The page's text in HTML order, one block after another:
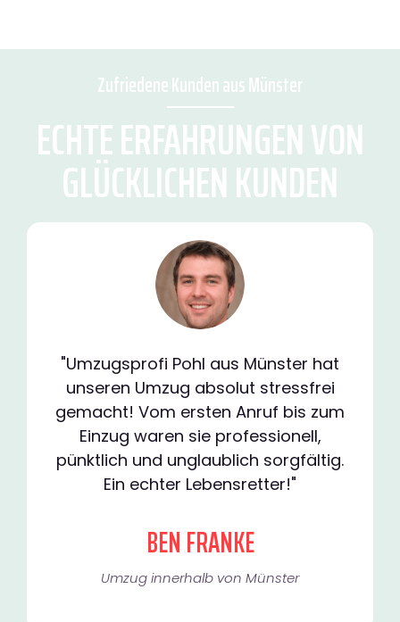
Zufriedene Kunden aus Münster
ECHTE ERFAHRUNGEN VON
GLÜCKLICHEN KUNDEN
"Umzugsprofi Pohl aus Münster hat
unseren Umzug absolut stressfrei
gemacht! Vom ersten Anruf bis zum
Einzug waren sie professionell,
pünktlich und unglaublich sorgfältig.
Ein echter Lebensretter!"
BEN FRANKE
Umzug innerhalb von Münster​